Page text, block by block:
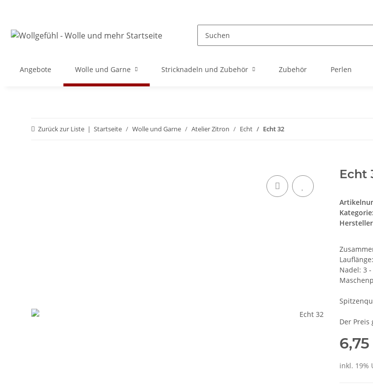
Angebote Wolle und Garne Stricknadeln und Zubehör Zubehör Perlen
Zurück zur Liste Startseite Wolle und Garne Atelier Zitron Echt Echt 32
Echt
Kategorie:
Nadel: 3
Der
inkl. 19%